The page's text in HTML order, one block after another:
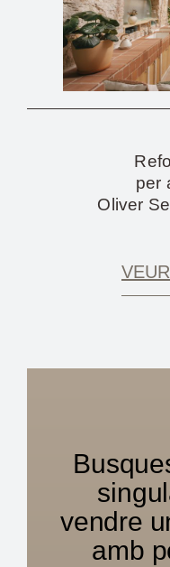
per
Oliver
vendre
amb